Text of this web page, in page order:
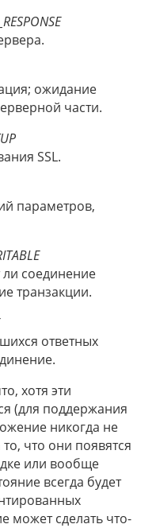
ожидание
части.
SSL.
параметров,
соединение
транзакции.
ответных
хотя эти
(для поддержания
никогда не
что они появятся
или вообще
всегда будет
может сделать что-